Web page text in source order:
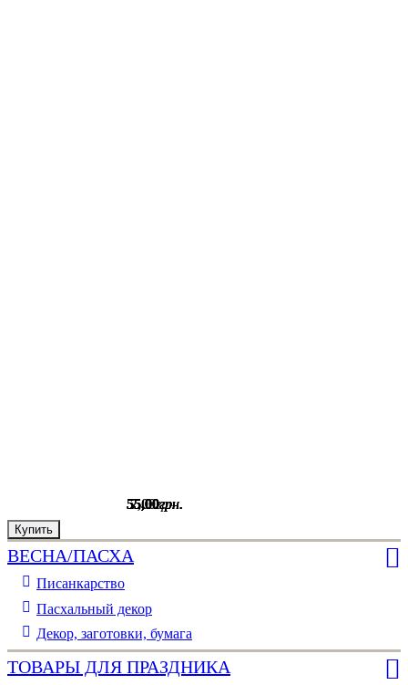
7,00грн.
Купить
55,00грн.
Купить
55,00грн.
Купить
55,00грн.
Купить
55,00грн.
Купить
55,00грн.
Купить
ВЕСНА/ПАСХА
Писанкарство
Пасхальный декор
Декор, заготовки, бумага
ТОВАРЫ ДЛЯ ПРАЗДНИКА